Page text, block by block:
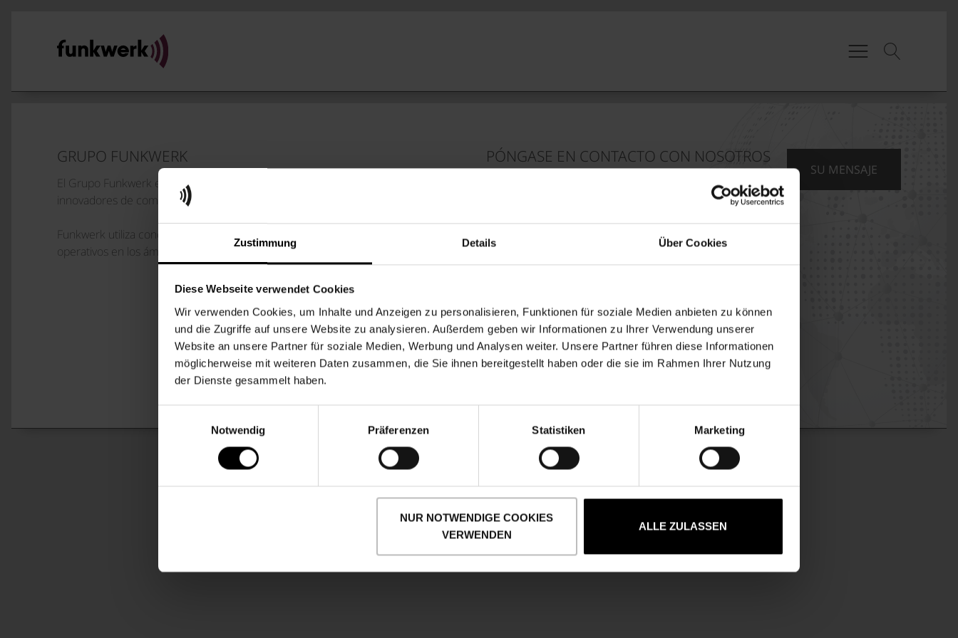
Zustimmung Details Über Cookies
Diese Webseite verwendet Cookies
Wir verwenden Cookies, um Inhalte und Anzeigen zu personalisieren, Funktionen für soziale Medien anbieten zu können
und die Zugriffe auf unsere Website zu analysieren. Außerdem geben wir Informationen zu Ihrer Verwendung unserer
Website an unsere Partner für soziale Medien, Werbung und Analysen weiter. Unsere Partner führen diese Informationen
möglicherweise mit weiteren Daten zusammen, die Sie ihnen bereitgestellt haben oder die sie im Rahmen Ihrer Nutzung
der Dienste gesammelt haben.
Notwendig
Präferenzen Statistiken Marketing
NUR NOTWENDIGE COOKIES
VERWENDEN
ALLE ZULASSEN
GRUPO FUNKWERK
El Grupo Funkwerk es un proveedor tecnológico europeo líder en sistemas
innovadores de comunicación, información y seguridad.
Funkwerk utiliza conceptos personalizados para controlar y racionalizar los procesos
operativos en los ámbitos de la movilidad y la infraestructura digital.
PÓNGASE EN CONTACTO CON NOSOTROS
SU MENSAJE
PIE DE IMPRENTA PROTECCIÓN DE DATOS COOKIES PÓNGASE EN CONTACTO CON NOSOTROS